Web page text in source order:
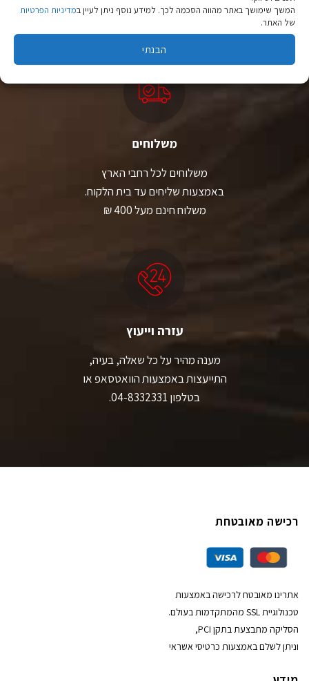
המשך שימושך באתר מהווה הסכמה לכך. למידע נוסף ניתן לעיין במדיניות הפרטיות
של האתר.
הבנתי
יבוא ישיר לצד מותגים מובילים במחירים ללא תחרות.
משלוחים
משלוחים לכל רחבי הארץ
באמצעות שליחים עד בית הלקוח.
משלוח חינם מעל 400 ₪
עזרה וייעוץ
מענה מהיר על כל שאלה, בעיה,
התייעצות באמצעות הוואטסאפ או
בטלפון 04-8332331.
רכישה מאובטחת
אתרינו מאובטח לרכישה באמצעות
טכנולוגיית SSL מהמתקדמות בעולם.
הסליקה מתבצעת בתקן PCI,
וניתן לשלם באמצעות כרטיסי אשראי